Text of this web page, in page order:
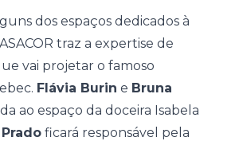
dos espaços dedicados à
traz a expertise de
vai projetar o famoso
Flávia Burin e Bruna
ao espaço da doceira Isabela
ficará responsável pela